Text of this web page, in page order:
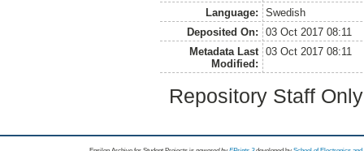
Language:
Swedish
Deposited On:
03 Oct 2017 08:11
Metadata Last
Modified:
03 Oct 2017 08:11
Repository Staff